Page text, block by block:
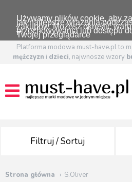
Używamy plików cookie, aby
jak najlepsze wrażenia
zakupów. Możesz określić
przechowywania lub dostępu
Twojej przeglądarce
Platforma modowa must-have.pl to
mężczyzn i dzieci, najwnosze wzory
Filtruj / Sortuj
Strona główna S.Oliver